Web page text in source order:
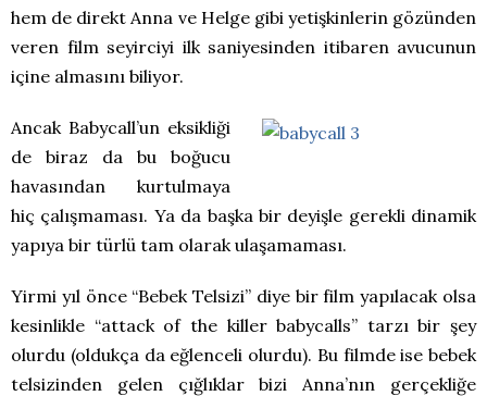
hem de direkt Anna ve Helge gibi yetişkinlerin gözünden
veren film seyirciyi ilk saniyesinden itibaren avucunun
içine almasını biliyor.
Ancak Babycall’un eksikliği
de biraz da bu boğucu
havasından kurtulmaya
hiç çalışmaması. Ya da başka bir deyişle gerekli dinamik
yapıya bir türlü tam olarak ulaşamaması.
Yirmi yıl önce “Bebek Telsizi” diye bir film yapılacak olsa
kesinlikle “attack of the killer babycalls” tarzı bir şey
olurdu (oldukça da eğlenceli olurdu). Bu filmde ise bebek
telsizinden gelen çığlıklar bizi Anna’nın gerçekliğe